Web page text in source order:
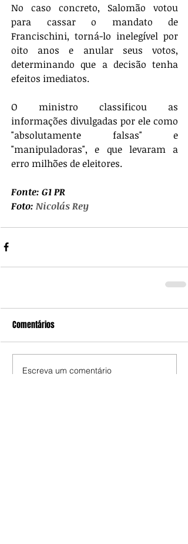
No caso concreto, Salomão votou
para cassar o mandato de
Francischini, torná-lo inelegível por
oito anos e anular seus votos,
determinando que a decisão tenha
efeitos imediatos.
O ministro classificou as
informações divulgadas por ele como
"absolutamente falsas" e
"manipuladoras", e que levaram a
erro milhões de eleitores.
Fonte: G1 PR
Foto: Nicolás Rey
Comentários
Escreva um comentário